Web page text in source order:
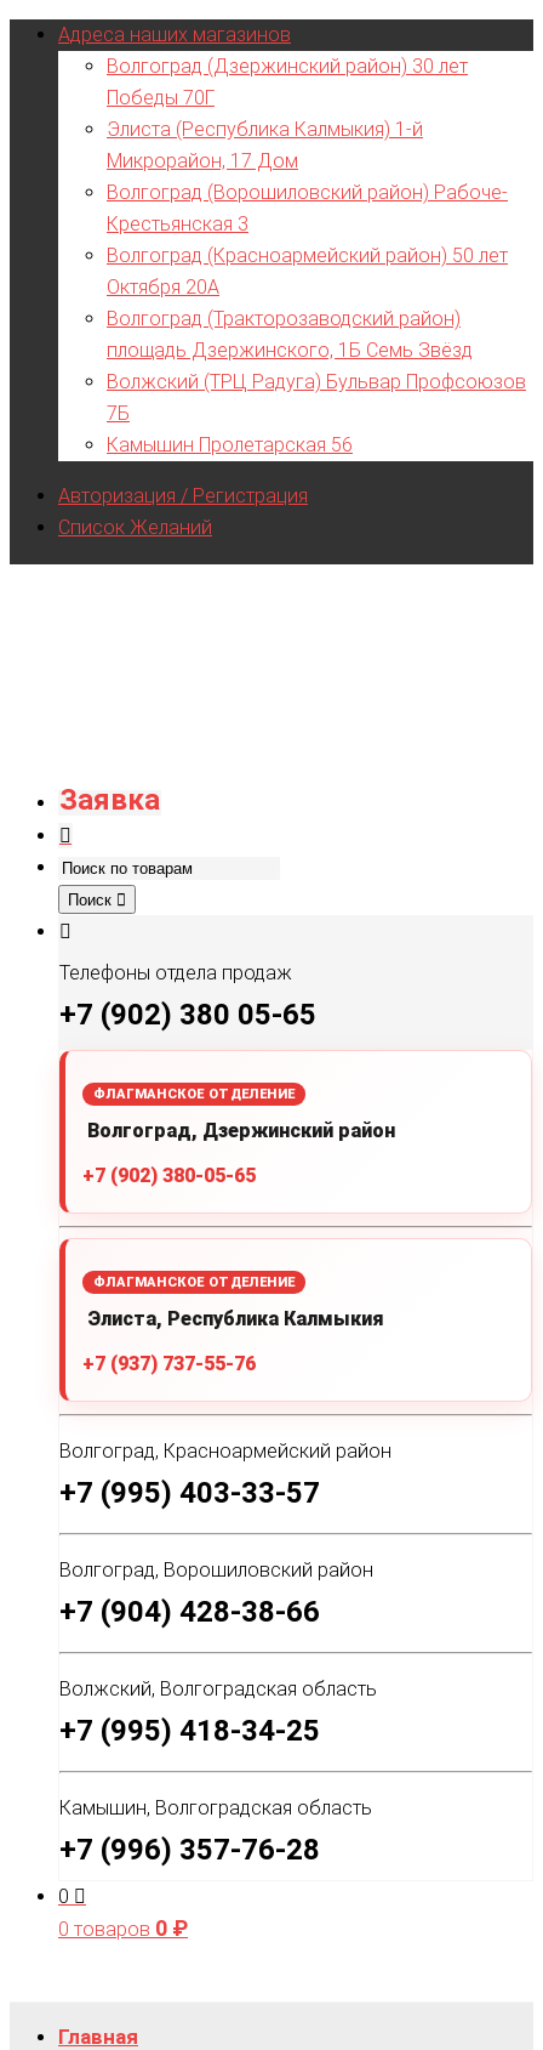
Адреса наших магазинов
Волгоград (Дзержинский район) 30 лет
Победы 70Г
Элиста (Республика Калмыкия) 1-й
Микрорайон, 17 Дом
Волгоград (Ворошиловский район) Рабоче-
Крестьянская 3
Волгоград (Красноармейский район) 50 лет
Октября 20А
Волгоград (Тракторозаводский район)
площадь Дзержинского, 1Б Семь Звёзд
Волжский (ТРЦ Радуга) Бульвар Профсоюзов
7Б
Камышин Пролетарская 56
Авторизация / Регистрация
Список Желаний
Заявка
Поиск
Телефоны отдела продаж
+7 (902) 380 05-65
ФЛАГМАНСКОЕ ОТДЕЛЕНИЕ
Волгоград, Дзержинский район
+7 (902) 380-05-65
ФЛАГМАНСКОЕ ОТДЕЛЕНИЕ
Элиста, Республика Калмыкия
+7 (937) 737-55-76
Волгоград, Красноармейский район
+7 (995) 403-33-57
Волгоград, Ворошиловский район
+7 (904) 428-38-66
Волжский, Волгоградская область
+7 (995) 418-34-25
Камышин, Волгоградская область
+7 (996) 357-76-28
0
0 товаров 0 ₽
Главная